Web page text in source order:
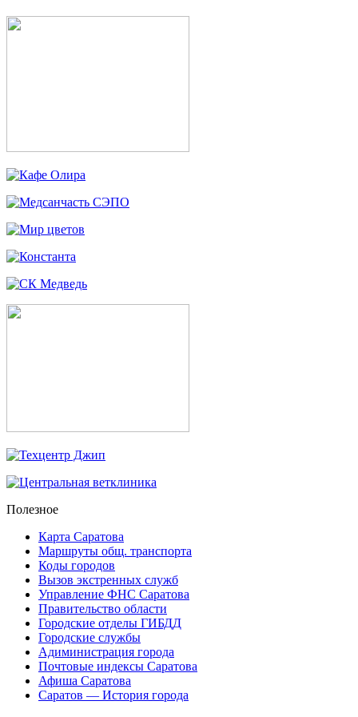
Полезное
Карта Саратова
Маршруты общ. транспорта
Коды городов
Вызов экстренных служб
Управление ФНС Саратова
Правительство области
Городские отделы ГИБДД
Городские службы
Адиминистрация города
Почтовые индексы Саратова
Афиша Саратова
Саратов — История города